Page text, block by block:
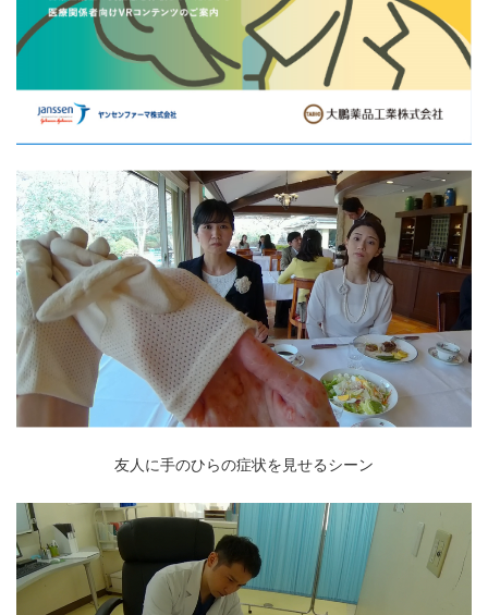
友人に手のひらの症状を見せるシーン